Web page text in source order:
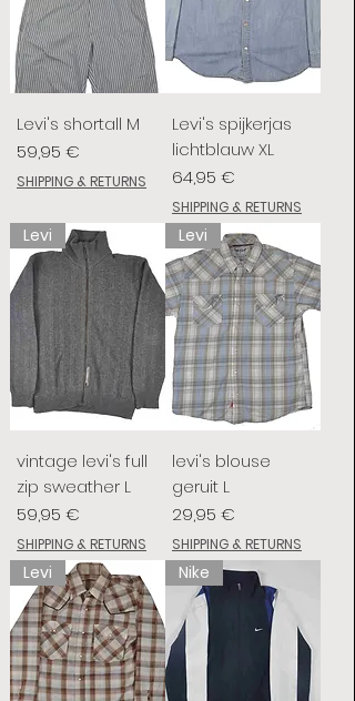
Levi's shortall M
Prix
59,95 €
SHIPPING & RETURNS
Levi's spijkerjas
lichtblauw XL
Prix
64,95 €
SHIPPING & RETURNS
Levi
vintage levi's full
zip sweather L
Prix
59,95 €
SHIPPING & RETURNS
Levi
levi's blouse
geruit L
Prix
29,95 €
SHIPPING & RETURNS
Levi Nike